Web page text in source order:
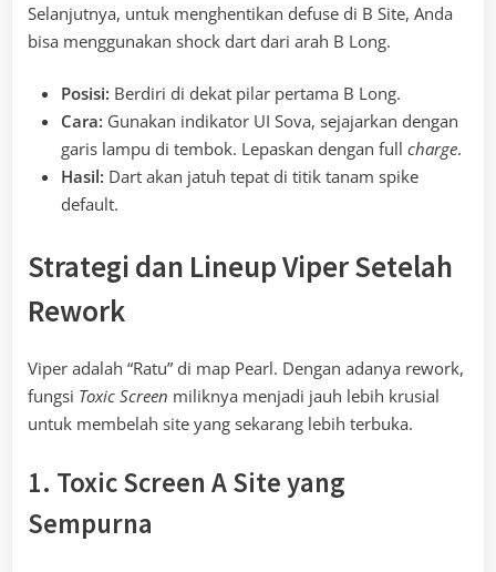
Selanjutnya, untuk menghentikan defuse di B Site, Anda
bisa menggunakan shock dart dari arah B Long.
Posisi: Berdiri di dekat pilar pertama B Long.
Cara: Gunakan indikator UI Sova, sejajarkan dengan
garis lampu di tembok. Lepaskan dengan full charge.
Hasil: Dart akan jatuh tepat di titik tanam spike
default.
Strategi dan Lineup Viper Setelah
Rework
Viper adalah “Ratu” di map Pearl. Dengan adanya rework,
fungsi Toxic Screen miliknya menjadi jauh lebih krusial
untuk membelah site yang sekarang lebih terbuka.
1. Toxic Screen A Site yang
Sempurna